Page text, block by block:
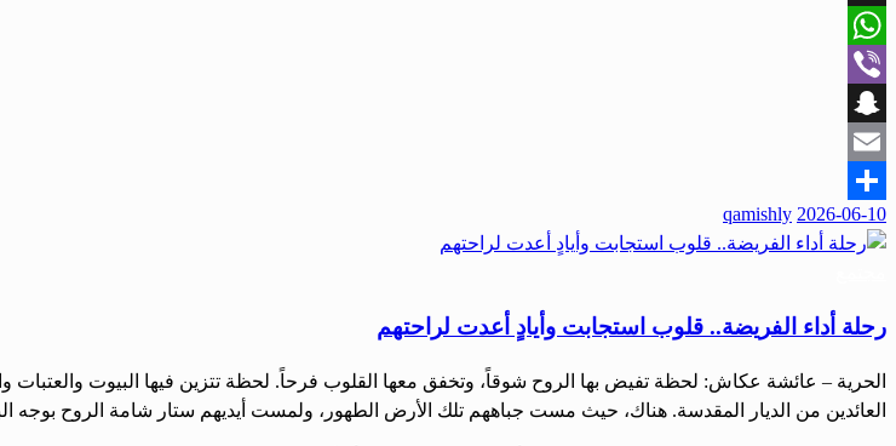
X
WhatsApp
Viber
Snapchat
Email
Share
2026-06-10
qamishly
رحلة أداء الفريضة.. قلوب استجابت وأيادٍ أعدت لراحتهم
الحرية – عائشة عكاش: لحظة تفيض بها الروح شوقاً، وتخفق معها القلوب فرحاً. لحظة تتزين فيها البيوت والعتبات
العائدين من الديار المقدسة. هناك، حيث مست جباههم تلك الأرض الطهور، ولمست أيديهم ستار شامة الروح بوجه